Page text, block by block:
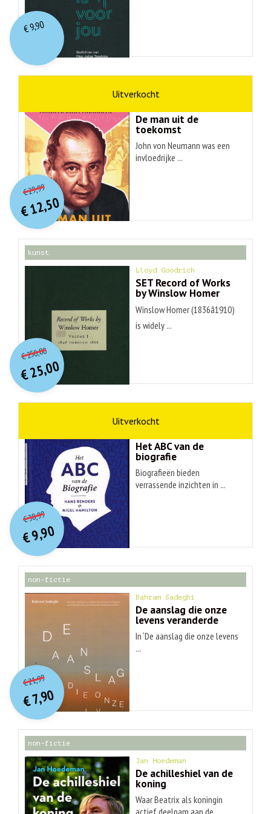
€9,90
De man uit de
toekomst
John von Neumann was een
invloedrijke ...
€29,99O
orspr
onkelijke
prijs
was:
€ 29,99.
€12,50
Huidige
prijs
is:€ 12,50.
kunst
Lloyd Goodrich
SET Record of Works
by Winslow Homer
Winslow Homer (1836â1910)
is widely ...
€250,00O
orspr
onkelijke
prijs
was:
€ 250,00.
€25,00
Huidige
prijs
is:
€ 25,00.
Het ABC van de
biografie
Biografieën bieden
verrassende inzichten in ...
€30,99O
orspr
onkelijke
prijs
was:
€ 30,99.
€9,90
Huidige
prijs
is:
€ 9,90.
non-fictie
Bahram Sadeghi
De aanslag die onze
levens veranderde
In ‘De aanslag die onze levens
...
€21,99O
orspr
onkelijke
prijs
was:
€ 21,99.
€7,90
Huidige
prijs
is:
€ 7,90.
non-fictie
Jan Hoedeman
De achilleshiel van de
koning
Waar Beatrix als koningin
actief deelnam aan de ...